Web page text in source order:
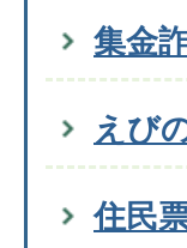
集金
えび
住民